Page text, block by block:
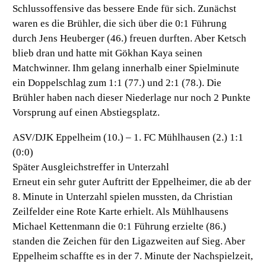
Schlussoffensive das bessere Ende für sich. Zunächst
waren es die Brühler, die sich über die 0:1 Führung
durch Jens Heuberger (46.) freuen durften. Aber Ketsch
blieb dran und hatte mit Gökhan Kaya seinen
Matchwinner. Ihm gelang innerhalb einer Spielminute
ein Doppelschlag zum 1:1 (77.) und 2:1 (78.). Die
Brühler haben nach dieser Niederlage nur noch 2 Punkte
Vorsprung auf einen Abstiegsplatz.
ASV/DJK Eppelheim (10.) – 1. FC Mühlhausen (2.) 1:1
(0:0)
Später Ausgleichstreffer in Unterzahl
Erneut ein sehr guter Auftritt der Eppelheimer, die ab der
8. Minute in Unterzahl spielen mussten, da Christian
Zeilfelder eine Rote Karte erhielt. Als Mühlhausens
Michael Kettenmann die 0:1 Führung erzielte (86.)
standen die Zeichen für den Ligazweiten auf Sieg. Aber
Eppelheim schaffte es in der 7. Minute der Nachspielzeit,